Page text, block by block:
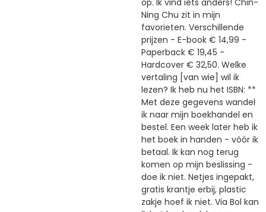
Ning Chu zit in mijn
favorieten. Verschillende
prijzen - E-book € 14,99 -
Paperback € 19,45 -
Hardcover € 32,50. Welke
vertaling [van wie] wil ik
lezen? Ik heb nu het ISBN: **
Met deze gegevens wandel
ik naar mijn boekhandel en
bestel. Een week later heb ik
het boek in handen - vóór ik
betaal. Ik kan nog terug
komen op mijn beslissing -
doe ik niet. Netjes ingepakt,
gratis krantje erbij, plastic
zakje hoef ik niet. Via Bol kan